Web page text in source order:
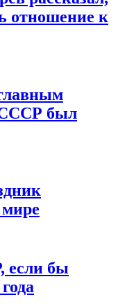
отношение к
был
если бы